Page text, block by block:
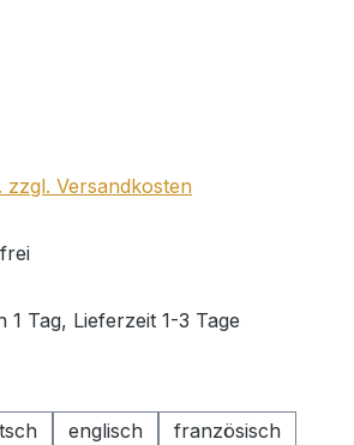
zzgl. Versandkosten
1 Tag, Lieferzeit 1-3 Tage
englisch
französisch